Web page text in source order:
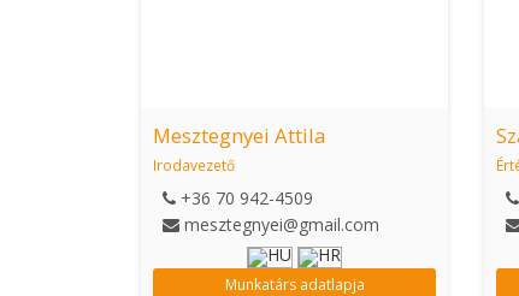
Mesztegnyei Attila
Irodavezető
+36 70 942-4509
mesztegnyei@gmail.com
Munkatárs adatlapja